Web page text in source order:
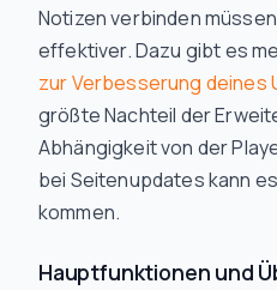
Notizen verbinden
effektiver. Dazu gibt es
zur Verbesserung deines
größte Nachteil der
Abhängigkeit von der
bei Seitenupdates kann
kommen.
Hauptfunktionen und